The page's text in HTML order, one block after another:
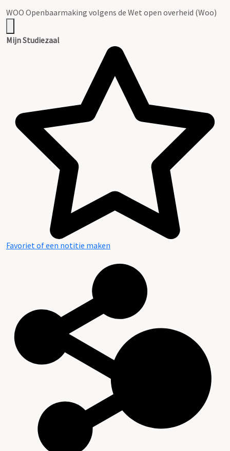
WOO Openbaarmaking volgens de Wet open overheid (Woo)
Mijn Studiezaal
Favoriet of een notitie maken